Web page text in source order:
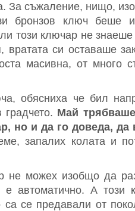
За съжаление, нищо,
бронзов ключ беше
този ключар не знаеше
вратата си оставаше
масивна, от много
обясниха че бил
Май
но и да го доведа, да
запалих колата и
не можех изобщо да
е автоматично. А този
са се предавали от